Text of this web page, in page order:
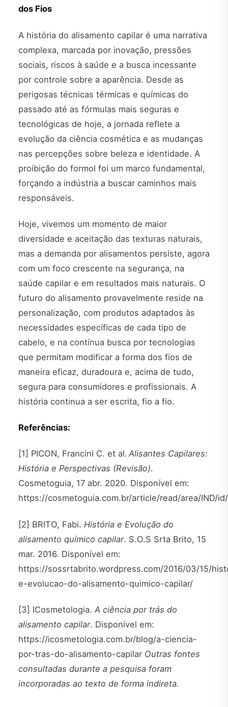
dos Fios
A história do alisamento capilar é uma narrativa
complexa, marcada por inovação, pressões
sociais, riscos à saúde e a busca incessante
por controle sobre a aparência. Desde as
perigosas técnicas térmicas e químicas do
passado até as fórmulas mais seguras e
tecnológicas de hoje, a jornada reflete a
evolução da ciência cosmética e as mudanças
nas percepções sobre beleza e identidade. A
proibição do formol foi um marco fundamental,
forçando a indústria a buscar caminhos mais
responsáveis.
Hoje, vivemos um momento de maior
diversidade e aceitação das texturas naturais,
mas a demanda por alisamentos persiste, agora
com um foco crescente na segurança, na
saúde capilar e em resultados mais naturais. O
futuro do alisamento provavelmente reside na
personalização, com produtos adaptados às
necessidades específicas de cada tipo de
cabelo, e na contínua busca por tecnologias
que permitam modificar a forma dos fios de
maneira eficaz, duradoura e, acima de tudo,
segura para consumidores e profissionais. A
história continua a ser escrita, fio a fio.
Referências:
[1] PICON, Francini C. et al. Alisantes Capilares:
História e Perspectivas (Revisão).
Cosmetoguia, 17 abr. 2020. Disponível em:
https://cosmetoguia.com.br/article/read/area/IND/
[2] BRITO, Fabi. História e Evolução do
alisamento químico capilar. S.O.S Srta Brito, 15
mar. 2016. Disponível em:
https://sossrtabrito.wordpress.com/2016/03/15/
e-evolucao-do-alisamento-quimico-capilar/
[3] ICosmetologia. A ciência por trás do
alisamento capilar. Disponível em:
https://icosmetologia.com.br/blog/a-ciencia-
por-tras-do-alisamento-capilar Outras fontes
consultadas durante a pesquisa foram
incorporadas ao texto de forma indireta.